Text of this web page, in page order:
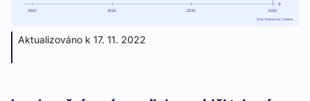
Aktualizováno k 17. 11. 2022